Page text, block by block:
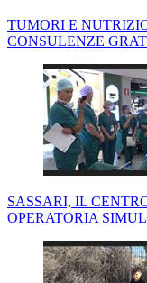
TUMORI E
CONSULENZE
SASSARI, IL
OPERATORIA